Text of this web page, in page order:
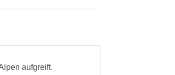
aufgreift.